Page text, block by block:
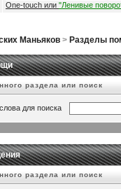
One-touch или "Ленивые
Маньяков> Разделы
раздела или поиск
для поиска
раздела или поиск